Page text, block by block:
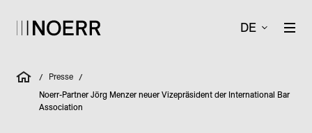
DE
/ Presse /
Noerr-Partner Jörg Menzer neuer Vizepräsident der International Bar
Association